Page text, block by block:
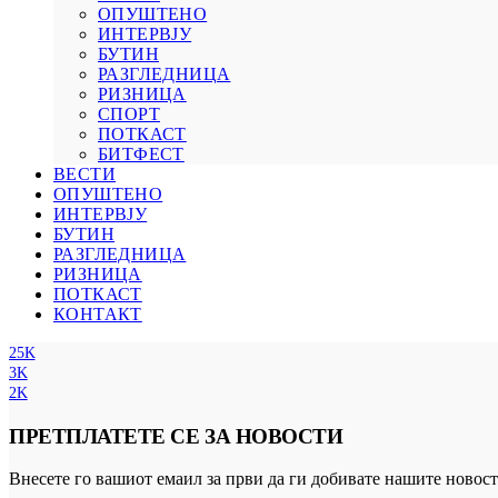
ОПУШТЕНО
ИНТЕРВЈУ
БУТИН
РАЗГЛЕДНИЦА
РИЗНИЦА
СПОРТ
ПОТКАСТ
БИТФЕСТ
ВЕСТИ
ОПУШТЕНО
ИНТЕРВЈУ
БУТИН
РАЗГЛЕДНИЦА
РИЗНИЦА
ПОТКАСТ
КОНТАКТ
25K
3K
2K
ПРЕТПЛАТЕТЕ СЕ ЗА НОВОСТИ
Внесете го вашиот емаил за први да ги добивате нашите